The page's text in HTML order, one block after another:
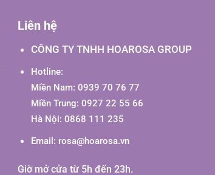
Liên hệ
CÔNG TY TNHH HOAROSA GROUP
Hotline:
Miền Nam: 0939 70 76 77
Miền Trung: 0927 22 55 66
Hà Nội: 0868 111 235
Email: rosa@hoarosa.vn
Giờ mở cửa từ 5h đến 23h.